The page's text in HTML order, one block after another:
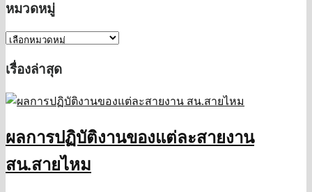
หมวดหมู่
หมวด
เรื่องล่าสุด
ผลการปฏิบัติงานของแต่ละสายงาน
สน.สายไหม